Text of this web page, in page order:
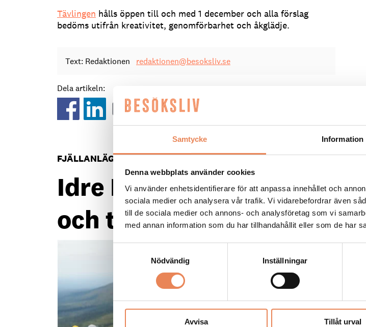
Samtycke Information
Denna webbplats använder cookies
Vi använder enhetsidentifierare för att anpassa innehållet och
sociala medier och analysera vår trafik. Vi vidarebefordrar även
till de sociala medier och annons- och analysföretag som vi
med annan information som du har tillhandahållit eller som de har
Nödvändig
Inställningar
Avvisa Tillåt urval
Tävlingen hålls öppen till och med 1 december och alla förslag
bedöms utifrån kreativitet, genomförbarhet och åkglädje.
Text: Redaktionen redaktionen@besoksliv.se
Dela artikeln:
FJÄLLANLÄGGNINGAR | 10 juni 2026
Idre Himmelfjäll
och tar ny plats på